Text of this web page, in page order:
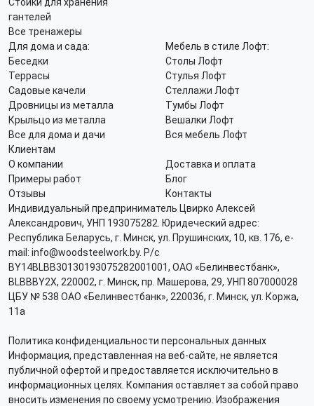
гантелей
Все тренажеры
Для дома и сада:
Беседки
Террасы
Садовые качели
Дровницы из металла
Крыльцо из металла
Все для дома и дачи
Мебель в стиле Лофт:
Столы Лофт
Стулья Лофт
Стеллажи Лофт
Тумбы Лофт
Вешалки Лофт
Вся мебель Лофт
Клиентам
О компании
Доставка и оплата
Примеры работ
Блог
Отзывы
Контакты
Индивидуальный предприниматель Цвирко Алексей
Александрович, УНП 193075282. Юридеческий адрес:
Республика Беларусь, г. Минск, ул. Прушинских, 10, кв. 176, e-
mail: info@woodsteelwork.by. Р/с
BY14BLBB30130193075282001001, ОАО «Белинвестбанк»,
BLBBBY2X, 220002, г. Минск, пр. Машерова, 29, УНП 807000028
ЦБУ № 538 ОАО «Белинвестбанк», 220036, г. Минск, ул. Коржа,
11а
Политика конфиденциальности персональных данных
Информация, представленная на веб-сайте, не является
публичной офертой и предоставляется исключительно в
информационных целях. Компания оставляет за собой право
вносить изменения по своему усмотрению. Изображения